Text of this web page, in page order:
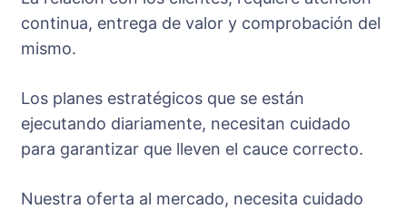
continua, entrega de valor y comprobación del
mismo.
Los planes estratégicos que se están
ejecutando diariamente, necesitan cuidado
para garantizar que lleven el cauce correcto.
Nuestra oferta al mercado, necesita cuidado